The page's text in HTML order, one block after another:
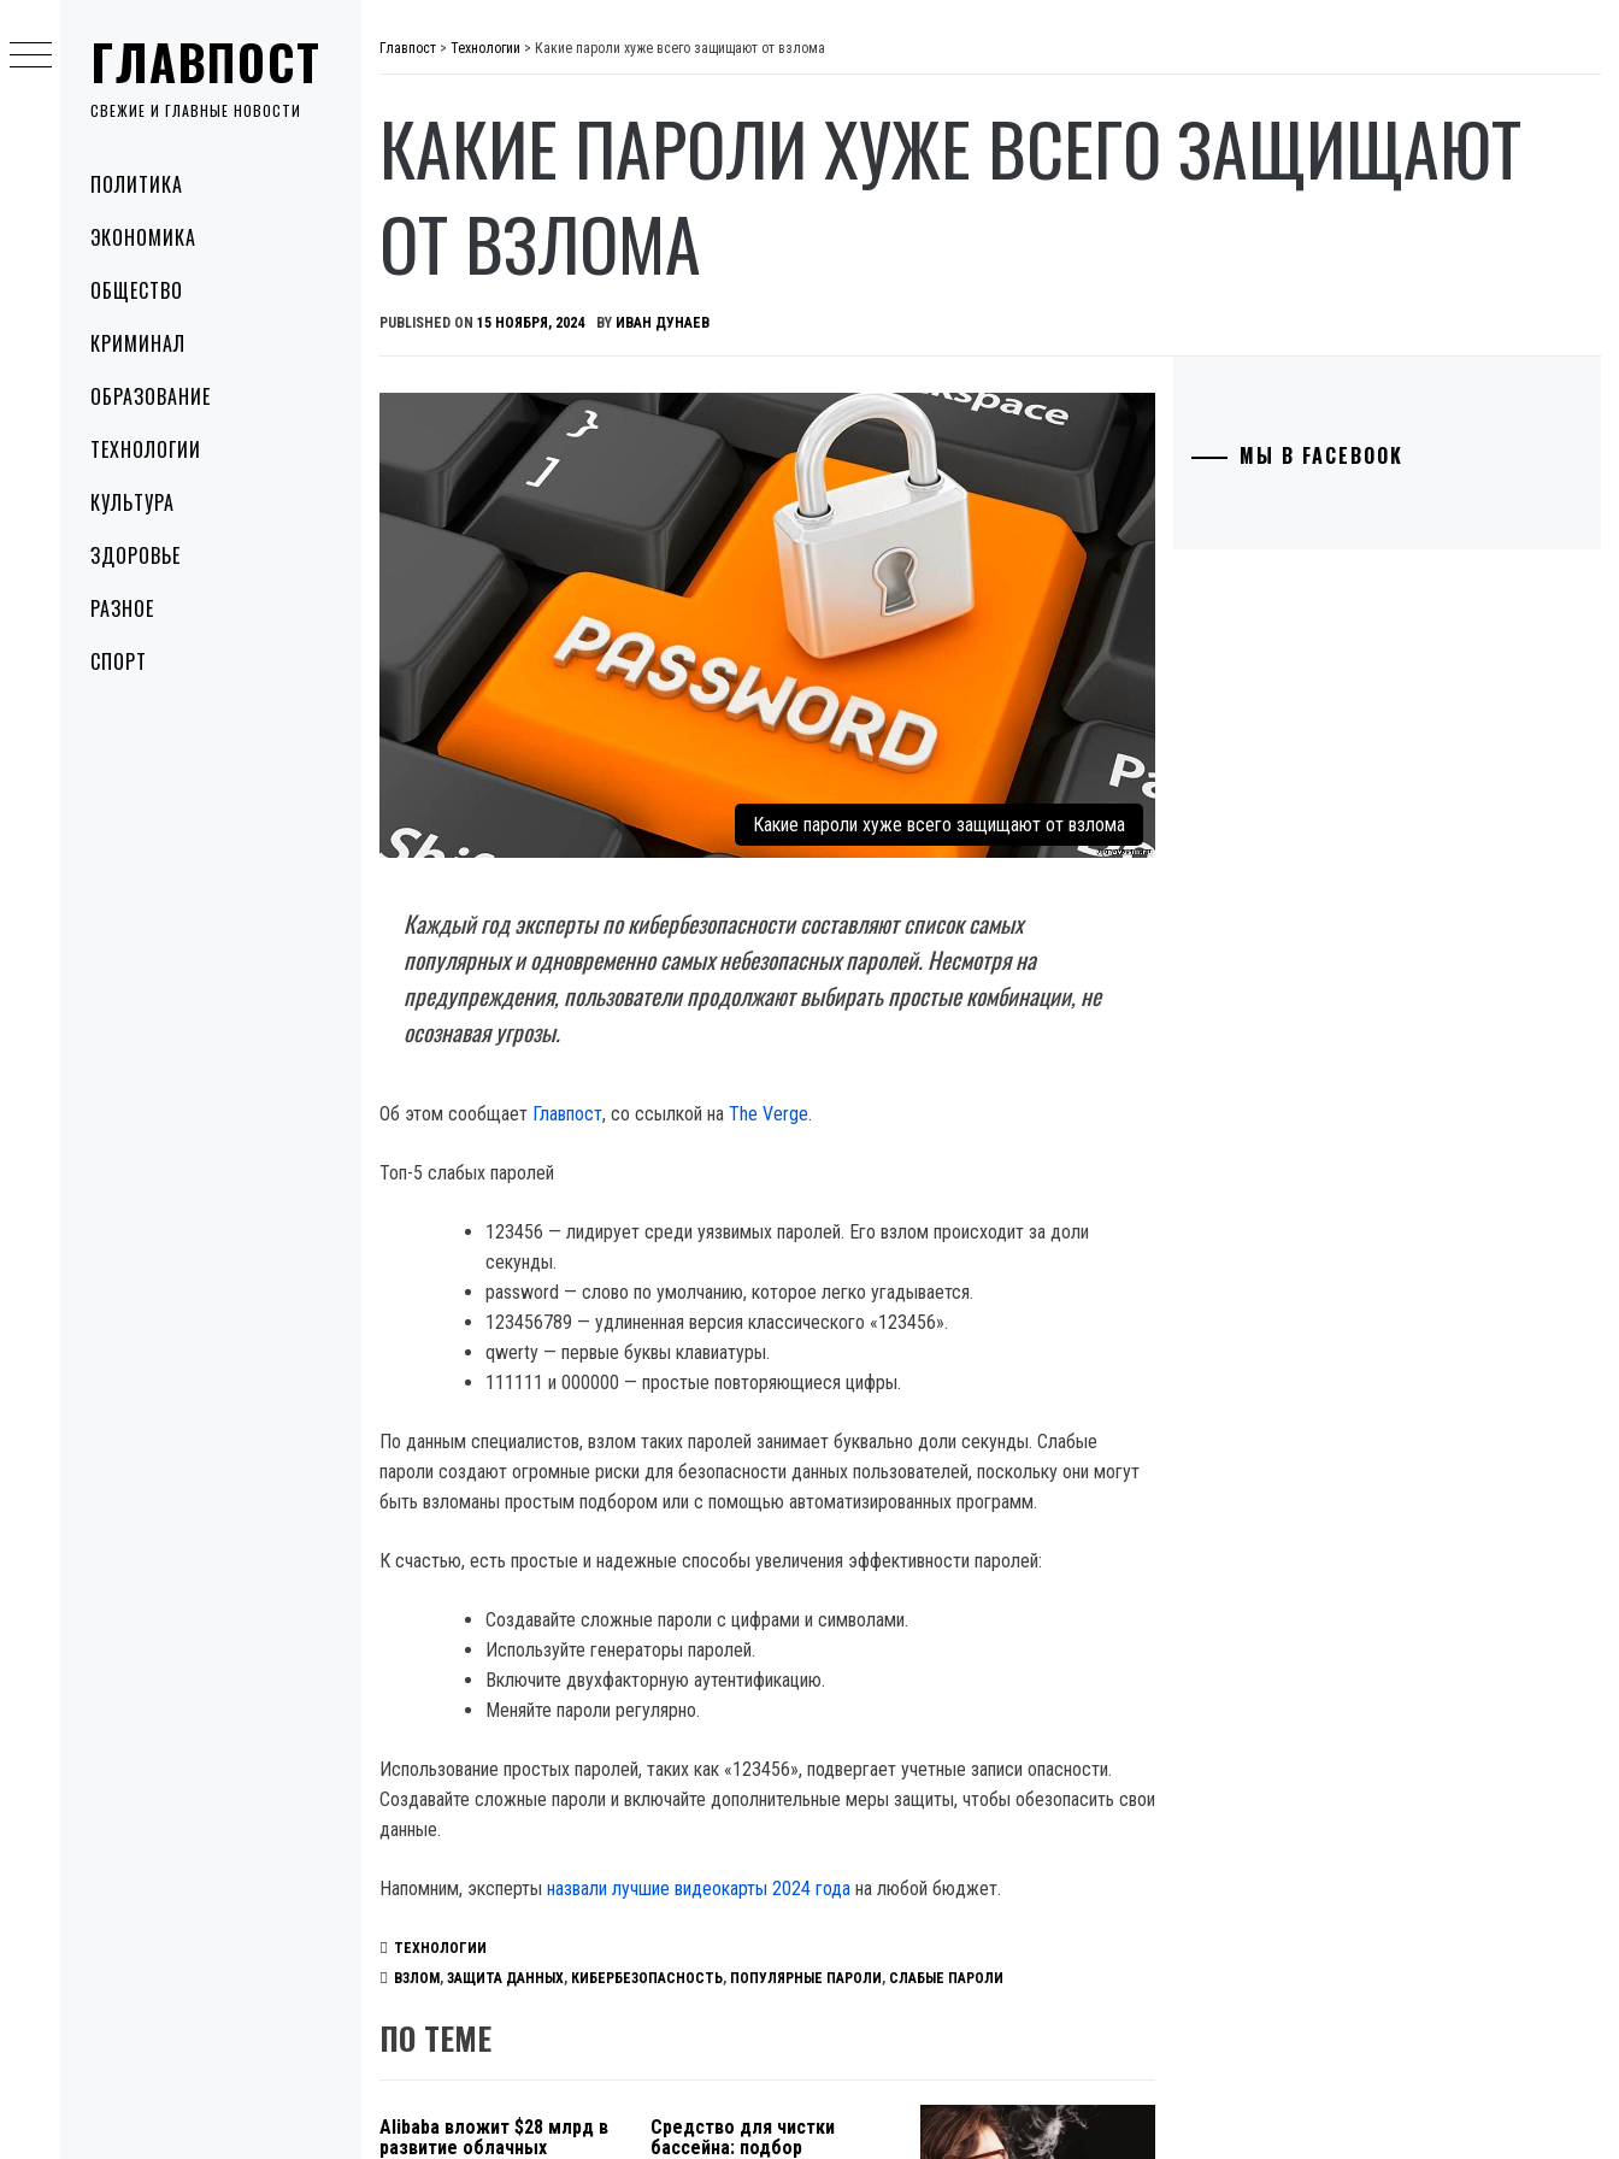
ГЛАВПОСТ
СВЕЖИЕ И ГЛАВНЫЕ НОВОСТИ
MenuПОЛИТИКА
ЭКОНОМИКА
ОБЩЕСТВО
КРИМИНАЛ
ОБРАЗОВАНИЕ
ТЕХНОЛОГИИ
КУЛЬТУРА
ЗДОРОВЬЕ
РАЗНОЕ
СПОРТ
to
content
Главпост > Технологии > Какие пароли хуже всего защищают от взлома
КАКИЕ ПАРОЛИ ХУЖЕ ВСЕГО ЗАЩИЩАЮТ
ОТ ВЗЛОМА
PUBLISHED ON 15 НОЯБРЯ, 2024 BY ИВАН ДУНАЕВ
Какие пароли хуже всего защищают от взлома
Каждый год эксперты по кибербезопасности составляют список самых
популярных и одновременно самых небезопасных паролей. Несмотря на
предупреждения, пользователи продолжают выбирать простые комбинации, не
осознавая угрозы.
Об этом сообщает Главпост, со ссылкой на The Verge.
Топ-5 слабых паролей
123456 — лидирует среди уязвимых паролей. Его взлом происходит за доли
секунды.
password — слово по умолчанию, которое легко угадывается.
123456789 — удлиненная версия классического «123456».
qwerty — первые буквы клавиатуры.
111111 и 000000 — простые повторяющиеся цифры.
По данным специалистов, взлом таких паролей занимает буквально доли секунды. Слабые
пароли создают огромные риски для безопасности данных пользователей, поскольку они могут
быть взломаны простым подбором или с помощью автоматизированных программ.
К счастью, есть простые и надежные способы увеличения эффективности паролей:
Создавайте сложные пароли с цифрами и символами.
Используйте генераторы паролей.
Включите двухфакторную аутентификацию.
Меняйте пароли регулярно.
Использование простых паролей, таких как «123456», подвергает учетные записи опасности.
Создавайте сложные пароли и включайте дополнительные меры защиты, чтобы обезопасить свои
данные.
Напомним, эксперты назвали лучшие видеокарты 2024 года на любой бюджет.
ТЕХНОЛОГИИ
ВЗЛОМ , ЗАЩИТА ДАННЫХ, КИБЕРБЕЗОПАСНОСТЬ, ПОПУЛЯРНЫЕ ПАРОЛИ , СЛАБЫЕ ПАРОЛИ
ПО ТЕМЕ
Alibaba вложит $28 млрд в
развитие облачных
Средство для чистки
бассейна: подбор
МЫ В FACEBOOK